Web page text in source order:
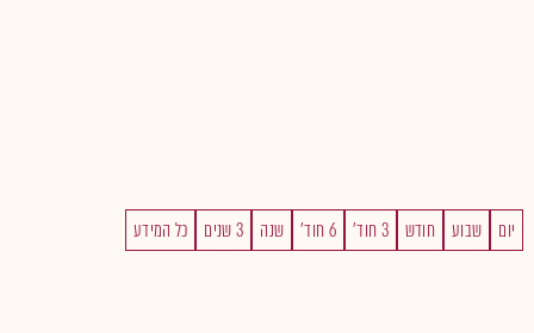
יום שבוע חודש 3 חוד' 6 חוד' שנה 3 שנים כל המידע